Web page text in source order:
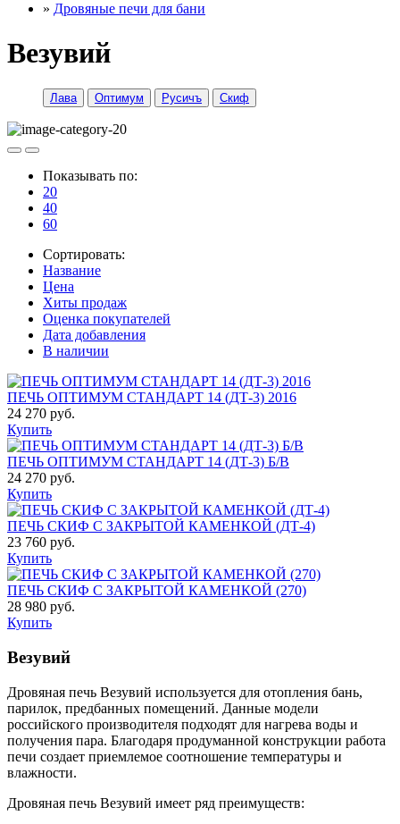
» Дровяные печи для бани
Везувий
Лава Оптимум Русичъ Скиф
Показывать по:
20
40
60
Сортировать:
Название
Цена
Хиты продаж
Оценка покупателей
Дата добавления
В наличии
ПЕЧЬ ОПТИМУМ СТАНДАРТ 14 (ДТ-3) 2016
24 270 руб.
Купить
ПЕЧЬ ОПТИМУМ СТАНДАРТ 14 (ДТ-3) Б/В
24 270 руб.
Купить
ПЕЧЬ СКИФ С ЗАКРЫТОЙ КАМЕНКОЙ (ДТ-4)
23 760 руб.
Купить
ПЕЧЬ СКИФ С ЗАКРЫТОЙ КАМЕНКОЙ (270)
28 980 руб.
Купить
Везувий
Дровяная печь Везувий используется для отопления бань,
парилок, предбанных помещений. Данные модели
российского производителя подходят для нагрева воды и
получения пара. Благодаря продуманной конструкции работа
печи создает приемлемое соотношение температуры и
влажности.
Дровяная печь Везувий имеет ряд преимуществ: